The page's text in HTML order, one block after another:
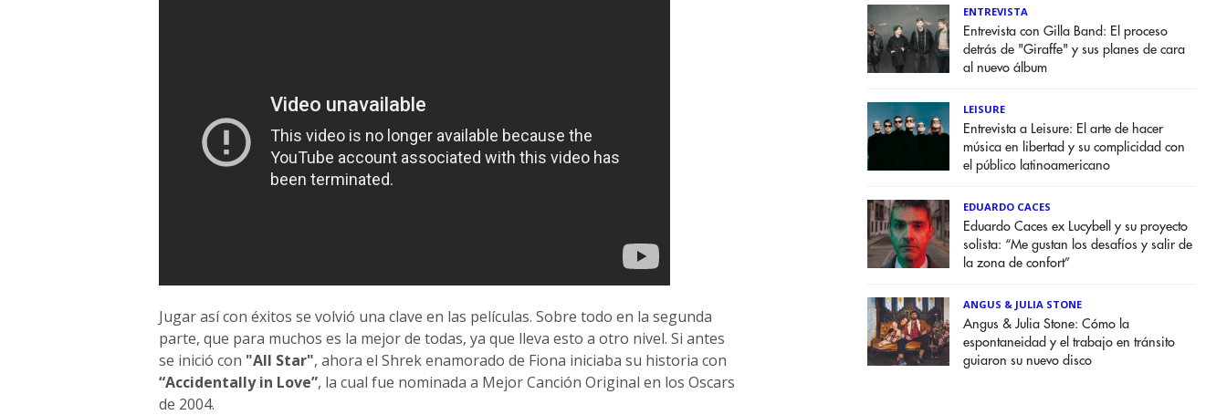
Jugar así con éxitos se volvió una clave en las películas. Sobre todo en la segunda
parte, que para muchos es la mejor de todas, ya que lleva esto a otro nivel. Si antes
se inició con "All Star", ahora el Shrek enamorado de Fiona iniciaba su historia con
“Accidentally in Love”, la cual fue nominada a Mejor Canción Original en los Oscars
de 2004.
ENTREVISTA
Entrevista con Gilla Band: El proceso
detrás de "Giraffe" y sus planes de cara
al nuevo álbum
LEISURE
Entrevista a Leisure: El arte de hacer
música en libertad y su complicidad con
el público latinoamericano
EDUARDO CACES
Eduardo Caces ex Lucybell y su proyecto
solista: “Me gustan los desafíos y salir de
la zona de confort”
ANGUS & JULIA STONE
Angus & Julia Stone: Cómo la
espontaneidad y el trabajo en tránsito
guiaron su nuevo disco